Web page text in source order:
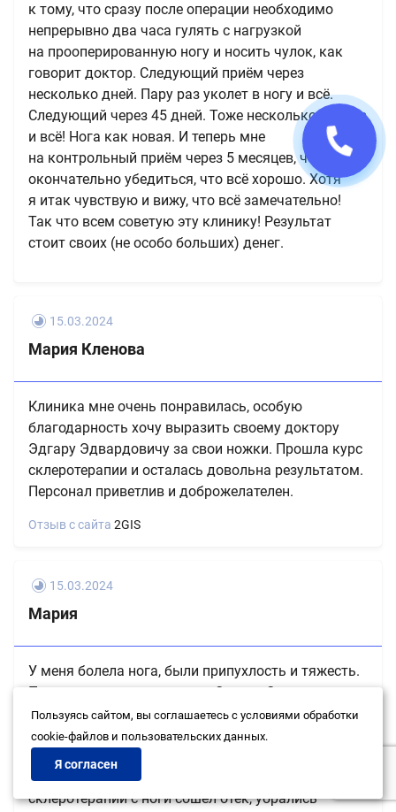
к тому, что сразу после операции необходимо
непрерывно два часа гулять с нагрузкой
на прооперированную ногу и носить чулок, как
говорит доктор. Следующий приём через
несколько дней. Пару раз уколет в ногу и всё.
Следующий через 45 дней. Тоже несколько уколов
и всё! Нога как новая. И теперь мне
на контрольный приём через 5 месяцев, чтобы
окончательно убедиться, что всё хорошо. Хотя
я итак чувствую и вижу, что всё замечательно!
Так что всем советую эту клинику! Результат
стоит своих (не особо больших) денег.
15.03.2024
Мария Кленова
Клиника мне очень понравилась, особую
благодарность хочу выразить своему доктору
Эдгару Эдвардовичу за свои ножки. Прошла курс
склеротерапии и осталась довольна результатом.
Персонал приветлив и доброжелателен.
Отзыв с сайта 2GIS
15.03.2024
Мария
У меня болела нога, были припухлость и тяжесть.
Пришла на консультацию к Эдгару Эдвардовичу.
Он назначил склеротерапию (5 сеансов),
я согласилась. Огромное спасибо
за профессионализм Эдгару Эдвардовичу
за доброту и качество лечения. После
склеротерапии с ноги сошёл отёк, убрались
Пользуясь сайтом, вы соглашаетесь с условиями обработки
cookie-файлов и пользовательских данных.
Я согласен